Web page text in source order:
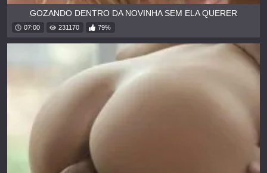
GOZANDO DENTRO DA NOVINHA SEM ELA QUERER
07:00 231170 79%